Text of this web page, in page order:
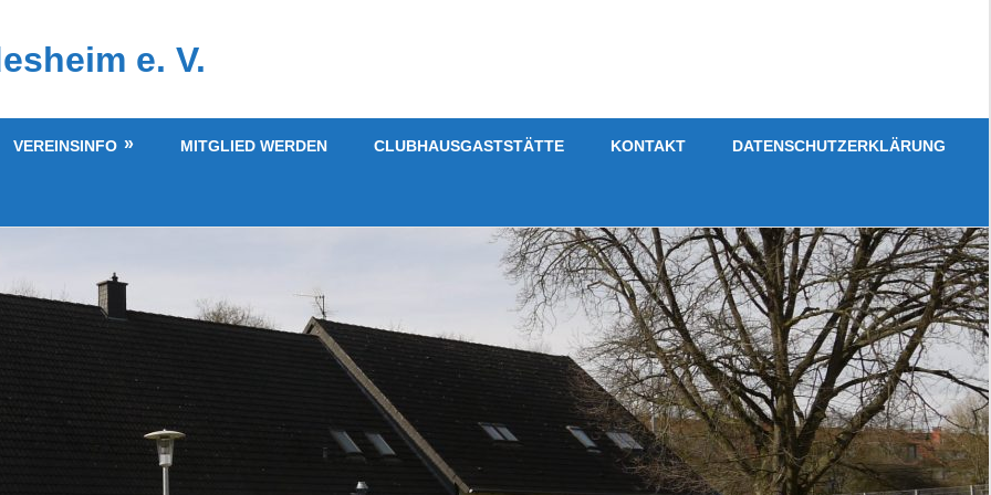
e. V.
VEREINSINFO MITGLIED WERDEN CLUBHAUSGASTSTÄTTE KONTAKT DATENSCHUTZERKLÄRUNG